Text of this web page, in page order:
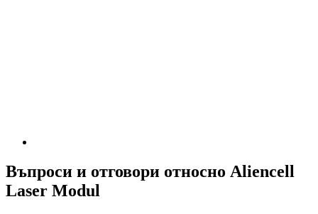
Въпроси и отговори относно Aliencell
Laser Modul